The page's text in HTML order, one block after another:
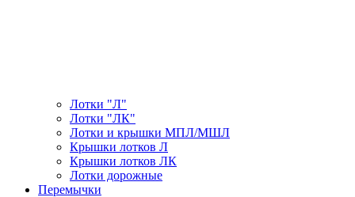
Лотки "Л"
Лотки "ЛК"
Лотки и крышки МПЛ/МШЛ
Крышки лотков Л
Крышки лотков ЛК
Лотки дорожные
Перемычки